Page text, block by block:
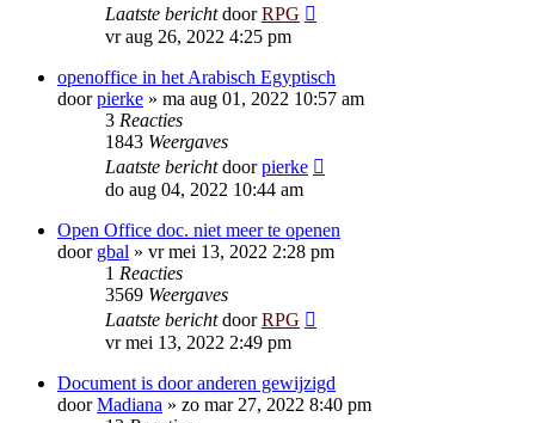
Laatste berichtdoorRPG
vr aug 26, 2022 4:25 pm
openoffice in het Arabisch Egyptisch
doorpierke » ma aug 01, 2022 10:57 am
3 Reacties
1843 Weergaves
Laatste berichtdoorpierke
do aug 04, 2022 10:44 am
Open Office doc. niet meer te openen
door gbal » vr mei 13, 2022 2:28 pm
1 Reacties
3569 Weergaves
Laatste berichtdoorRPG
vr mei 13, 2022 2:49 pm
Document is door anderen gewijzigd
doorMadiana » zo mar 27, 2022 8:40 pm